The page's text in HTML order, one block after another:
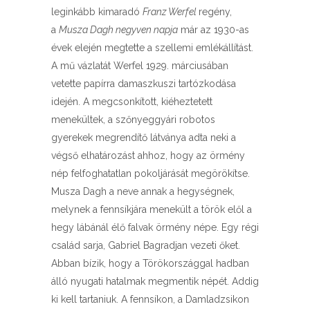
leginkább kimaradó Franz Werfel regény,
a Musza Dagh negyven napja már az 1930-as
évek elején megtette a szellemi emlékállítást.
A mű vázlatát Werfel 1929. márciusában
vetette papírra damaszkuszi tartózkodása
idején. A megcsonkított, kiéheztetett
menekültek, a szőnyeggyári robotos
gyerekek megrendítő látványa adta neki a
végső elhatározást ahhoz, hogy az örmény
nép felfoghatatlan pokoljárását megörökítse.
Musza Dagh a neve annak a hegységnek,
melynek a fennsíkjára menekült a török elől a
hegy lábánál élő falvak örmény népe. Egy régi
család sarja, Gabriel Bagradjan vezeti őket.
Abban bízik, hogy a Törökországgal hadban
álló nyugati hatalmak megmentik népét. Addig
ki kell tartaniuk. A fennsíkon, a Damladzsikon